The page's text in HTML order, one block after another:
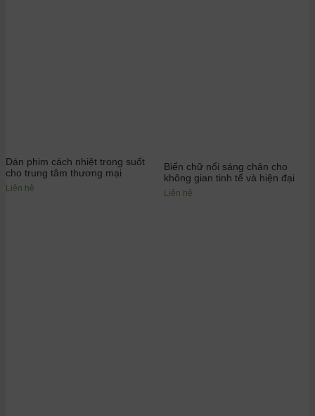
Dán phim cách nhiệt trong suốt
cho trung tâm thương mại
Liên hệ
Biển chữ nổi sáng chân cho
không gian tinh tế và hiện đại
Liên hệ